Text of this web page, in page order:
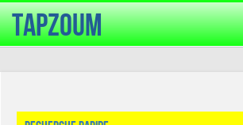
TapZoum